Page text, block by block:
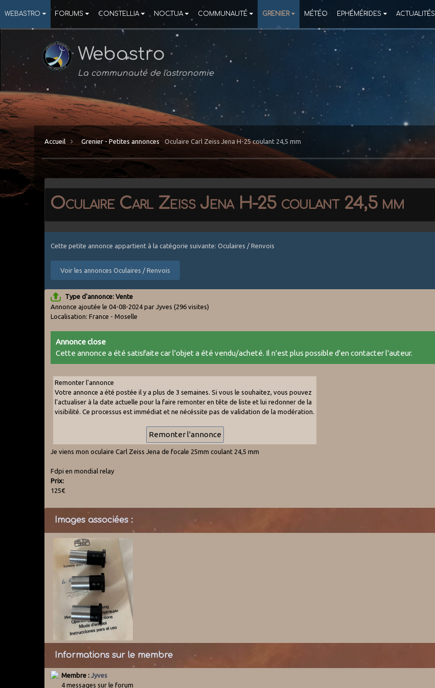
WEBASTRO FORUMS CONSTELLIA NOCTUA COMMUNAUTÉ GRENIER MÉTÉO EPHÉMÉRIDES ACTUALITÉS
Webastro
La communauté de l'astronomie
Accueil Grenier - Petites annonces Oculaire Carl Zeiss Jena H-25 coulant 24,5 mm
Oculaire Carl Zeiss Jena H-25 coulant 24,5 mm
Cette petite annonce appartient à la catégorie suivante: Oculaires / Renvois
Voir les annonces Oculaires / Renvois
Type d'annonce: Vente
Annonce ajoutée le 04-08-2024 par Jyves(296 visites)
Localisation: France - Moselle
Annonce close
Cette annonce a été satisfaite car l'objet a été vendu/acheté. Il n'est plus possible d'en contacter l'auteur.
Remonter l'annonce
Votre annonce a été postée il y a plus de 3 semaines. Si vous le souhaitez, vous pouvez
l'actualiser à la date actuelle pour la faire remonter en tête de liste et lui redonner de la
visibilité. Ce processus est immédiat et ne nécéssite pas de validation de la modération.
Je viens mon oculaire Carl Zeiss Jena de focale 25mm coulant 24,5 mm
Fdpi en mondial relay
Prix:
125€
Images associées :
Informations sur le membre
Membre :Jyves
4 messages sur le forum